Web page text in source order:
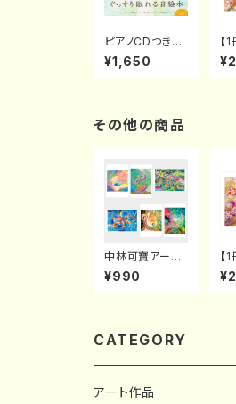
ピアノCDつき絵
本「天使スリーピ
ーの世界子守歌
¥1,650
【
カ
その他の商品
中林可寶アート
ポストカード６種
類セット
¥990
【
カ
5 “HOPE FRO
CATEGORY
アート作品